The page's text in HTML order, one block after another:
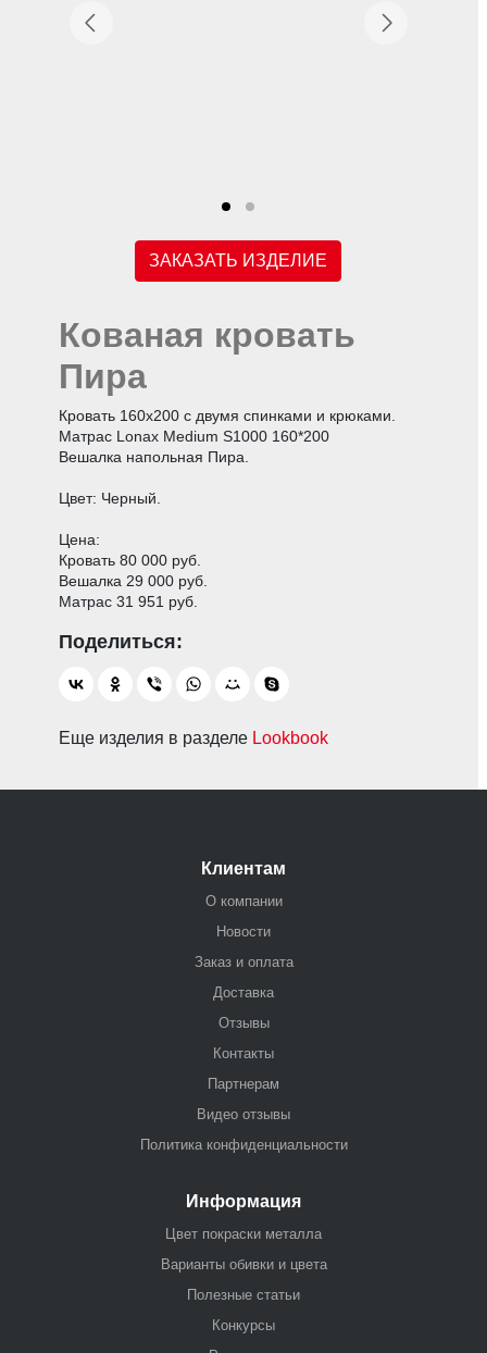
ЗАКАЗАТЬ ИЗДЕЛИЕ
Кованая кровать
Пира
Кровать 160х200 с двумя спинками и крюками.
Матрас Lonax Medium S1000 160*200
Вешалка напольная Пира.
Цвет: Черный.
Цена:
Кровать 80 000 руб.
Вешалка 29 000 руб.
Матрас 31 951 руб.
Еще изделия в разделе Lookbook
Клиентам
О компании
Новости
Заказ и оплата
Доставка
Отзывы
Контакты
Партнерам
Видео отзывы
Политика конфиденциальности
Информация
Цвет покраски металла
Варианты обивки и цвета
Полезные статьи
Конкурсы